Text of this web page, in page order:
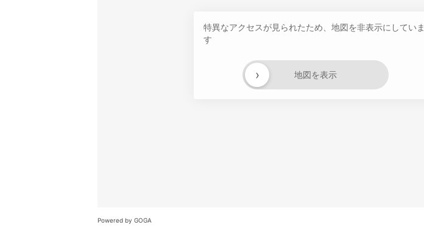
特異なアクセスが見られたため、地図を非表示にしていま
す
地図を表示
›
Powered by GOGA